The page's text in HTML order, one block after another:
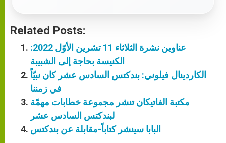
Related Posts:
عناوين نشرة الثلاثاء 11 تشرين الأوّل 2022:
الكنيسة بحاجة إلى الشبيبة
الكاردينال فيلوني: بندكتس السادس عشر كان نبيّاً
في زمننا
مكتبة الفاتيكان تنشر مجموعة خطابات مهمّة
لبندكتس السادس عشر
البابا سينشر كتاباً-مقابلة عن بندكتس